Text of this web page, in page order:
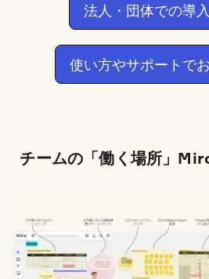
法人・団体での導
使い方やサポートで
チームの「働く場所」